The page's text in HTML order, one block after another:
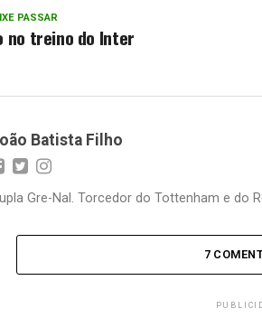
PASSAR
no treino do Inter
Batista Filho
Gre-Nal. Torcedor do Tottenham e do
7